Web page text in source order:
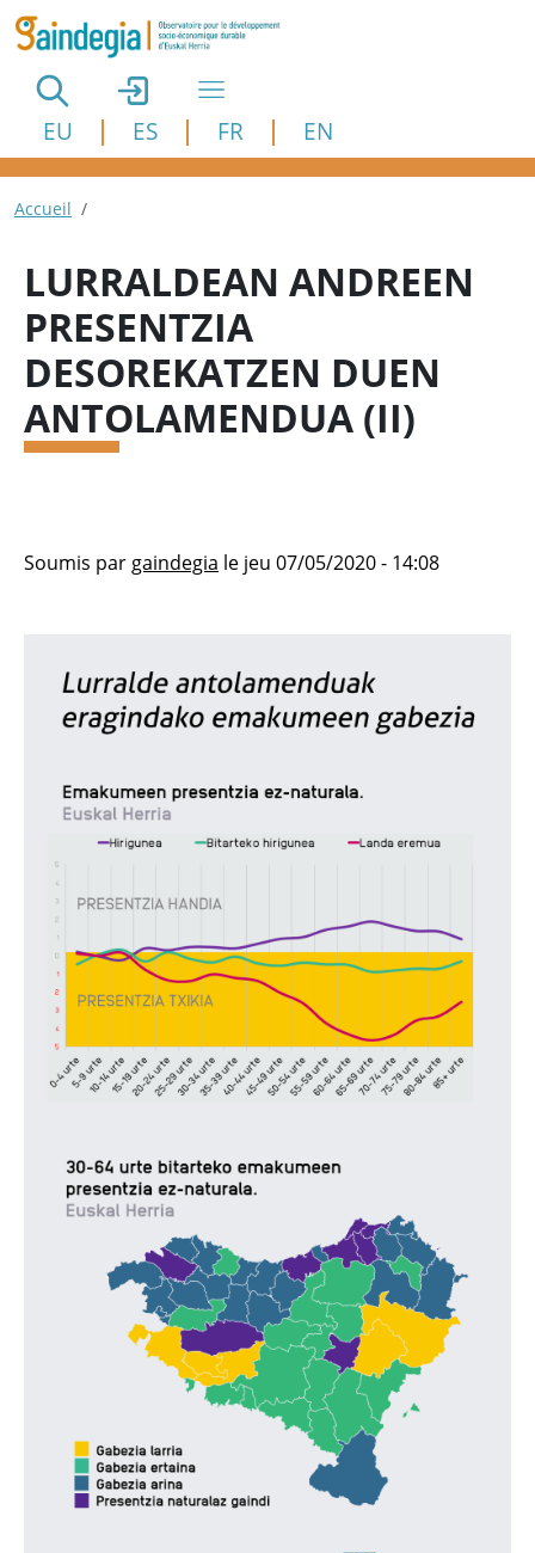
Aller au contenu principal
EU ES FR EN
Fil d'Ariane
Accueil
LURRALDEAN ANDREEN
PRESENTZIA
DESOREKATZEN DUEN
ANTOLAMENDUA (II)
Soumis par gaindegia le jeu 07/05/2020 - 14:08